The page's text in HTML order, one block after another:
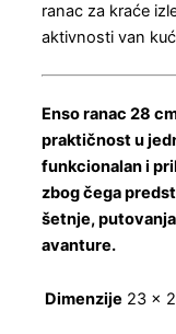
ranac za kraće
aktivnosti van
Enso ranac 28
praktičnost u
funkcionalan i
zbog čega
šetnje,
avanture.
Dimenzije 23 ×